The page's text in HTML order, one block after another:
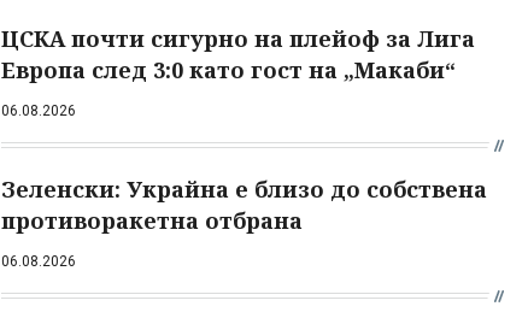
ЦСКА почти сигурно на плейоф за Лига
Европа след 3:0 като гост на „Макаби“
06.08.2026
Зеленски: Украйна е близо до собствена
противоракетна отбрана
06.08.2026